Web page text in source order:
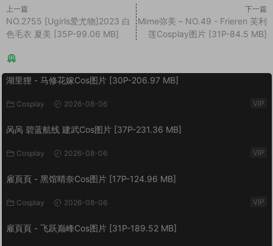
上一篇
NO.2755 [Ugirls爱尤物]2023 白
色毛衣 夏美 [35P-99.06 MB]
下一篇
Mime弥美 – NO.49 - Frieren 芙利
莲Cosplay图片 [31P-84.5 MB]
湖里狸 - 马修花嫁Cos图片 [30P-206.97 MB]
Cosplay 2026-08-06 VIP
呙呙 碧蓝航线 建武Cos图片 [37P-231.36 MB]
Cosplay 2026-08-06 VIP
雇頁頁 - 黑馆晴奈Cos图片 [17P-124.96 MB]
Cosplay 2026-08-06 VIP
雇頁頁 - 飞跃巅峰Cos图片 [31P-189.52 MB]